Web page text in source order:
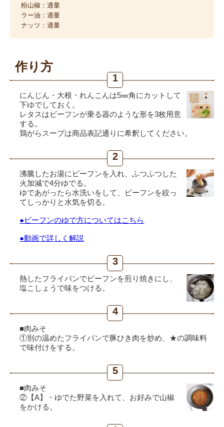
粉山椒：適量
ラー油：適量
ナッツ：適量
作り方
1
にんじん・大根・れんこんは5㎜角にカットして
下ゆでしておく。
レタスはビーフンが乗る器のような形を3枚用意
する。
鶏がらスープは商品表記通りに希釈してください。
2
沸騰したお湯にビーフンを入れ、ふつふつした
火加減で4分ゆでる。
ゆであがったら水洗いをして、ビーフンを絞っ
てしっかりと水気を切る。
●ビーフンのゆで方についてはこちら
●動画で詳しく解説
3
熱したフライパンでビーフンを煎り焼きにし、
塩こしょうで味をつける。
4
■肉みそ
①別の温めたフライパンで豚ひき肉を炒め、★の調味料
で味付けをする。
5
■肉みそ
②【A】・ゆでた野菜を入れて、お好みで山椒
をかける。